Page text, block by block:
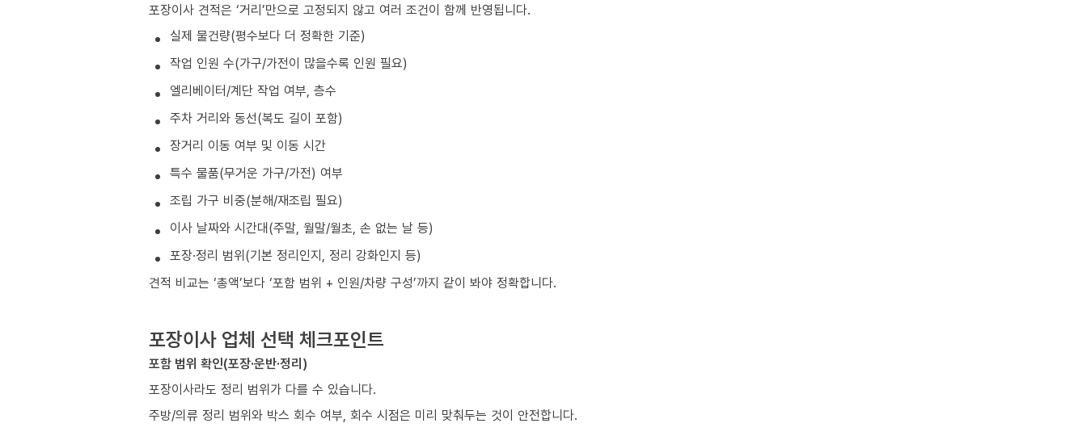
포장이사 견적은 ‘거리’만으로 고정되지 않고 여러 조건이 함께 반영됩니다.
실제 물건량(평수보다 더 정확한 기준)
작업 인원 수(가구/가전이 많을수록 인원 필요)
엘리베이터/계단 작업 여부, 층수
주차 거리와 동선(복도 길이 포함)
장거리 이동 여부 및 이동 시간
특수 물품(무거운 가구/가전) 여부
조립 가구 비중(분해/재조립 필요)
이사 날짜와 시간대(주말, 월말/월초, 손 없는 날 등)
포장·정리 범위(기본 정리인지, 정리 강화인지 등)
견적 비교는 ‘총액’보다 ‘포함 범위 + 인원/차량 구성’까지 같이 봐야 정확합니다.
포장이사 업체 선택 체크포인트
포함 범위 확인(포장·운반·정리)
포장이사라도 정리 범위가 다를 수 있습니다.
주방/의류 정리 범위와 박스 회수 여부, 회수 시점은 미리 맞춰두는 것이 안전합니다.